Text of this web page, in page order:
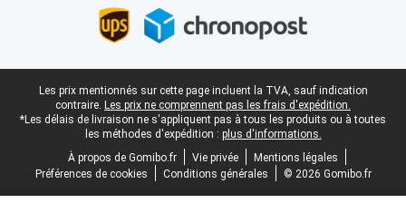
Pied-de-page légal
Les prix mentionnés sur cette page incluent la TVA, sauf indication
contraire. Les prix ne comprennent pas les frais d'expédition.
*Les délais de livraison ne s'appliquent pas à tous les produits ou à toutes
les méthodes d'expédition : plus d'informations.
À propos de Gomibo.fr
Vie privée
Mentions légales
Préférences de cookies
Conditions générales © 2026 Gomibo.fr